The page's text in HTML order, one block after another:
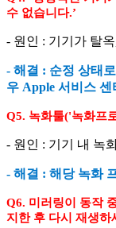
수 없습니다.’
- 원인 : 기기가 탈
- 해결 : 순정 상태
우 Apple 서비스 센
Q5. 녹화툴('녹화프
- 원인 : 기기 내 녹
- 해결 : 해당 녹화
Q6. 미러링이 동작
지한 후 다시 재생하